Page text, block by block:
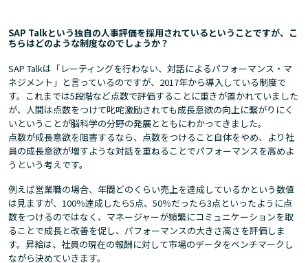
SAP Talkという独自の人事評価を採用されているということですが、こ
ちらはどのような制度なのでしょうか？
SAP Talkは「レーティングを行わない、対話によるパフォーマンス・マ
ネジメント」と言っているのですが、2017年から導入している制度で
す。これまでは5段階など点数で評価することに重きが置かれていました
が、人間は点数をつけて叱咤激励されても成長意欲の向上に繋がりにく
いということが脳科学の分野の発展とともにわかってきました。
点数が成長意欲を阻害するなら、点数をつけること自体をやめ、より社
員の成長意欲が増すような対話を重ねることでパフォーマンスを高めよ
うという考えです。
例えば営業職の場合、年間どのくらい売上を達成しているかという数値
は見ますが、100％達成したら5点、50％だったら3点といったように点
数をつけるのではなく、マネージャーが頻繁にコミュニケーションを取
ることで成長と改善を促し、パフォーマンスの大きさ高さを評価しま
す。昇給は、社員の現在の報酬に対して市場のデータをベンチマークし
ながら決めていきます。